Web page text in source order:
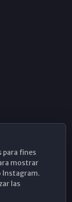
para fines
mostrar
Instagram.
las